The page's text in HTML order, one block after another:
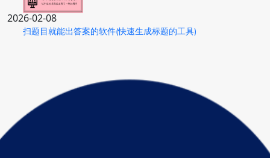
2026-02-08
扫题目就能出答案的软件(快速生成标题的工具)